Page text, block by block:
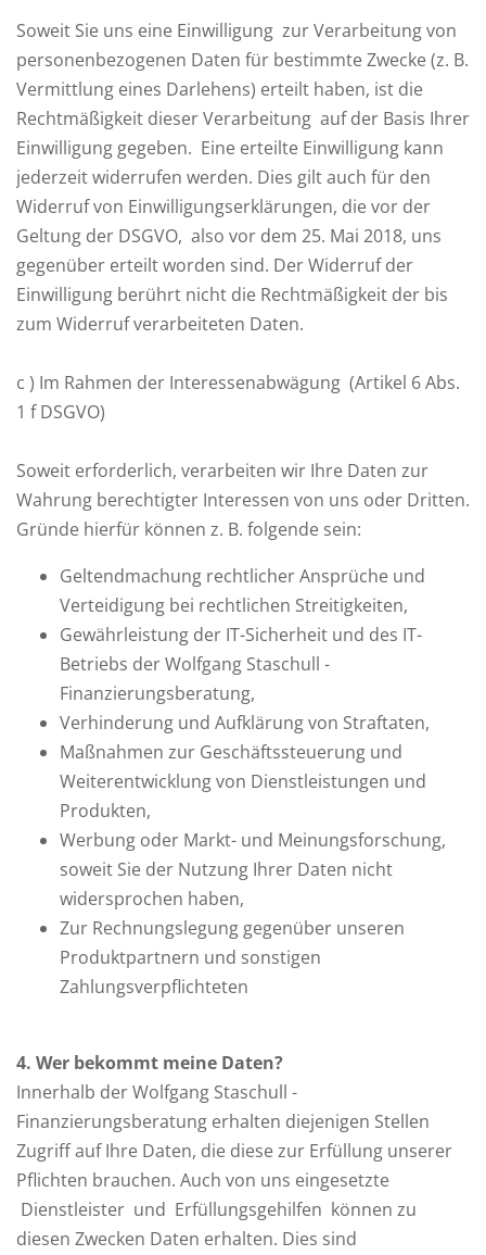
Soweit Sie uns eine Einwilligung zur Verarbeitung von
personenbezogenen Daten für bestimmte Zwecke (z. B.
Vermittlung eines Darlehens) erteilt haben, ist die
Rechtmäßigkeit dieser Verarbeitung auf der Basis Ihrer
Einwilligung gegeben. Eine erteilte Einwilligung kann
jederzeit widerrufen werden. Dies gilt auch für den
Widerruf von Einwilligungserklärungen, die vor der
Geltung der DSGVO, also vor dem 25. Mai 2018, uns
gegenüber erteilt worden sind. Der Widerruf der
Einwilligung berührt nicht die Rechtmäßigkeit der bis
zum Widerruf verarbeiteten Daten.
c ) Im Rahmen der Interessenabwägung (Artikel 6 Abs.
1 f DSGVO)
Soweit erforderlich, verarbeiten wir Ihre Daten zur
Wahrung berechtigter Interessen von uns oder Dritten.
Gründe hierfür können z. B. folgende sein:
Geltendmachung rechtlicher Ansprüche und
Verteidigung bei rechtlichen Streitigkeiten,
Gewährleistung der IT-Sicherheit und des IT-
Betriebs der Wolfgang Staschull -
Finanzierungsberatung,
Verhinderung und Aufklärung von Straftaten,
Maßnahmen zur Geschäftssteuerung und
Weiterentwicklung von Dienstleistungen und
Produkten,
Werbung oder Markt- und Meinungsforschung,
soweit Sie der Nutzung Ihrer Daten nicht
widersprochen haben,
Zur Rechnungslegung gegenüber unseren
Produktpartnern und sonstigen
Zahlungsverpflichteten
4. Wer bekommt meine Daten?
Innerhalb der Wolfgang Staschull -
Finanzierungsberatung erhalten diejenigen Stellen
Zugriff auf Ihre Daten, die diese zur Erfüllung unserer
Pflichten brauchen. Auch von uns eingesetzte
Dienstleister und Erfüllungsgehilfen können zu
diesen Zwecken Daten erhalten. Dies sind